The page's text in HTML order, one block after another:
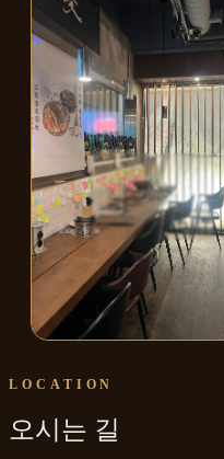
LOCATION
오시는 길